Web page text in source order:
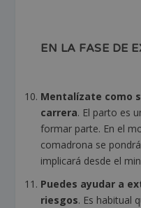
EN LA FASE DE
Mentalízate como
carrera. El parto es
formar parte. En el
comadrona se
implicará desde el
Puedes ayudar a
riesgos. Es habitual